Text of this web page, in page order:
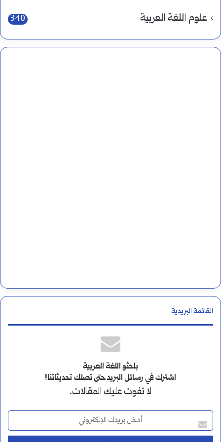
علوم اللغة العربية 340
القائمة البريدية
باحثو اللغة العربية
اشترك في رسائل البريد حتى تصلك تحديثاتنا!
لا تفوت عليك المقالات.